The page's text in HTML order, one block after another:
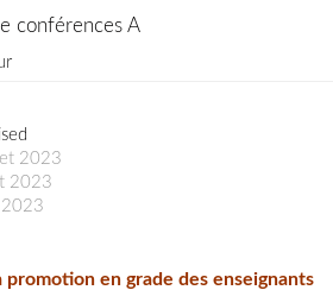
conférences A
2023
2023
2023
promotion en grade des enseignants